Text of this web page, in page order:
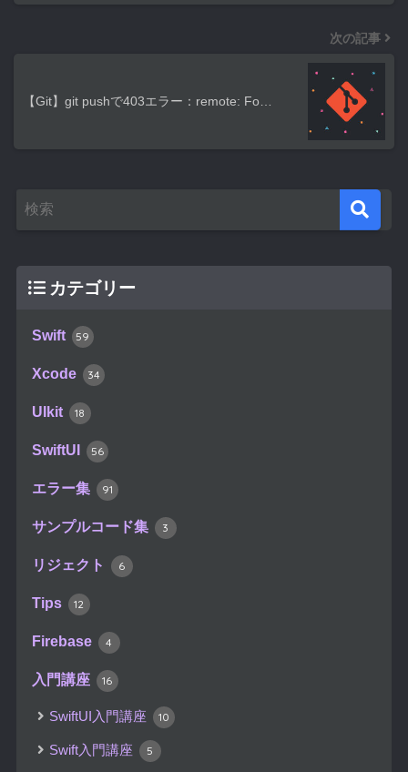
次の記事
【Git】git pushで403エラー：remote: Fo…
カテゴリー
Swift 59
Xcode 34
UIkit 18
SwiftUI 56
エラー集 91
サンプルコード集 3
リジェクト 6
Tips 12
Firebase 4
入門講座 16
SwiftUI入門講座 10
Swift入門講座 5